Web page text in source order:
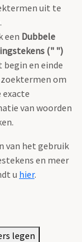
uit te
een Dubbele
(" ")
begin en einde
zoektermen om
exacte
van woorden
van het gebruik
en meer
u hier.
legen